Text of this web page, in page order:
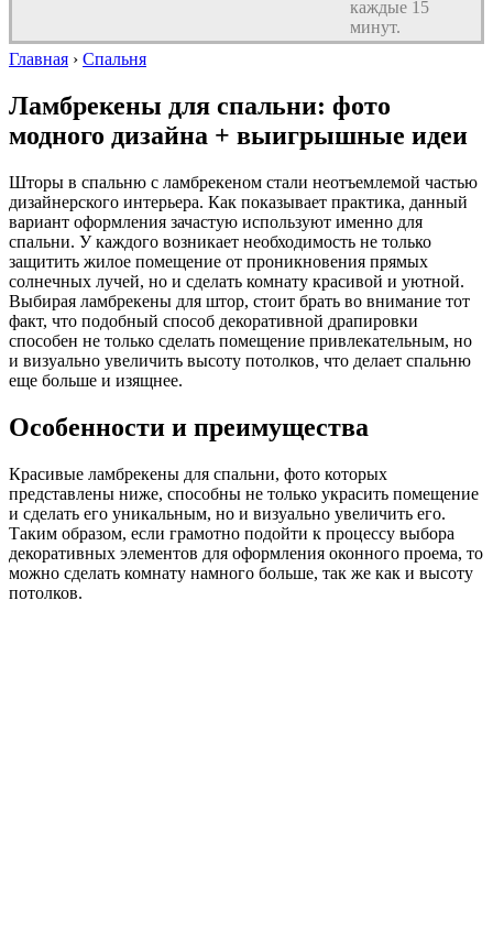
каждые 15
минут.
Главная › Спальня
Ламбрекены для спальни: фото
модного дизайна + выигрышные идеи
Шторы в спальню с ламбрекеном стали неотъемлемой частью
дизайнерского интерьера. Как показывает практика, данный
вариант оформления зачастую используют именно для
спальни. У каждого возникает необходимость не только
защитить жилое помещение от проникновения прямых
солнечных лучей, но и сделать комнату красивой и уютной.
Выбирая ламбрекены для штор, стоит брать во внимание тот
факт, что подобный способ декоративной драпировки
способен не только сделать помещение привлекательным, но
и визуально увеличить высоту потолков, что делает спальню
еще больше и изящнее.
Особенности и преимущества
Красивые ламбрекены для спальни, фото которых
представлены ниже, способны не только украсить помещение
и сделать его уникальным, но и визуально увеличить его.
Таким образом, если грамотно подойти к процессу выбора
декоративных элементов для оформления оконного проема, то
можно сделать комнату намного больше, так же как и высоту
потолков.